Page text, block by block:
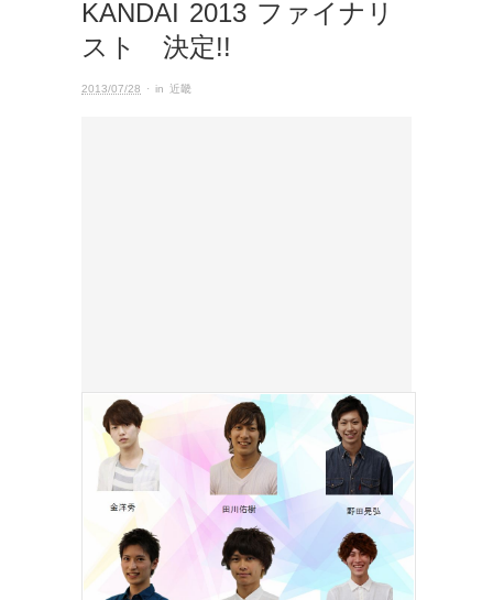
KANDAI 2013 ファイナリ
スト 決定!!
2013/07/28 · in 近畿